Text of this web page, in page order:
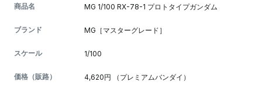
商品名 MG 1/100 RX-78-1 プロトタイプガンダム
ブランド MG［マスターグレード］
スケール 1/100
価格（販路） 4,620円 （プレミアムバンダイ）